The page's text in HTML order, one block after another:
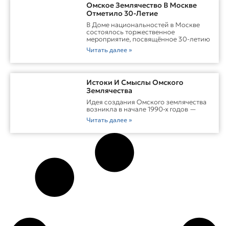
Омское Землячество В Москве
Отметило 30-Летие
В Доме национальностей в Москве
состоялось торжественное
мероприятие, посвящённое 30-летию
Читать далее »
Истоки И Смыслы Омского
Землячества
Идея создания Омского землячества
возникла в начале 1990‑х годов —
Читать далее »